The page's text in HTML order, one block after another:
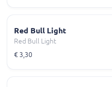
Red Bull Light
Red Bull Light
€ 3,30